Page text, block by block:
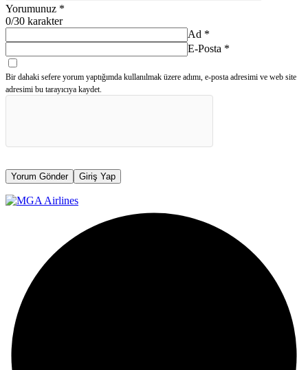
Yorumunuz *
0/30 karakter
Ad *
E-Posta *
Bir dahaki sefere yorum yaptığımda kullanılmak üzere adımı, e-posta adresimi ve web site
adresimi bu tarayıcıya kaydet.
Yorum Gönder Giriş Yap